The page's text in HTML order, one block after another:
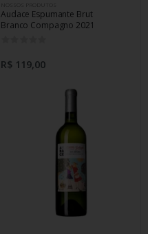
Audace Espumante Brut
Branco Compagno 2021
R$ 119,00